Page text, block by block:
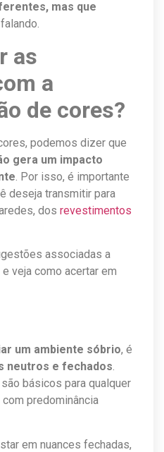
mas que
as
a
de cores?
podemos dizer que
gera um impacto
. Por isso, é importante
deseja transmitir para
dos revestimentos
associadas a
veja como acertar em
um ambiente sóbrio, é
neutros e fechados.
básicos para qualquer
predominância
em nuances fechadas,